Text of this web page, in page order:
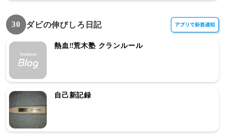
30 ダビの伸びしろ日記
熱血‼️荒木塾 クランルール
自己新記録